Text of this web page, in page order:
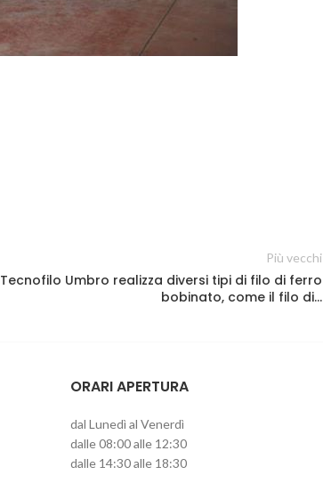
Più vecchi
Tecnofilo Umbro realizza diversi tipi di filo di ferro
bobinato, come il filo di…
ORARI APERTURA
dal Lunedì al Venerdì
dalle 08:00 alle 12:30
dalle 14:30 alle 18:30